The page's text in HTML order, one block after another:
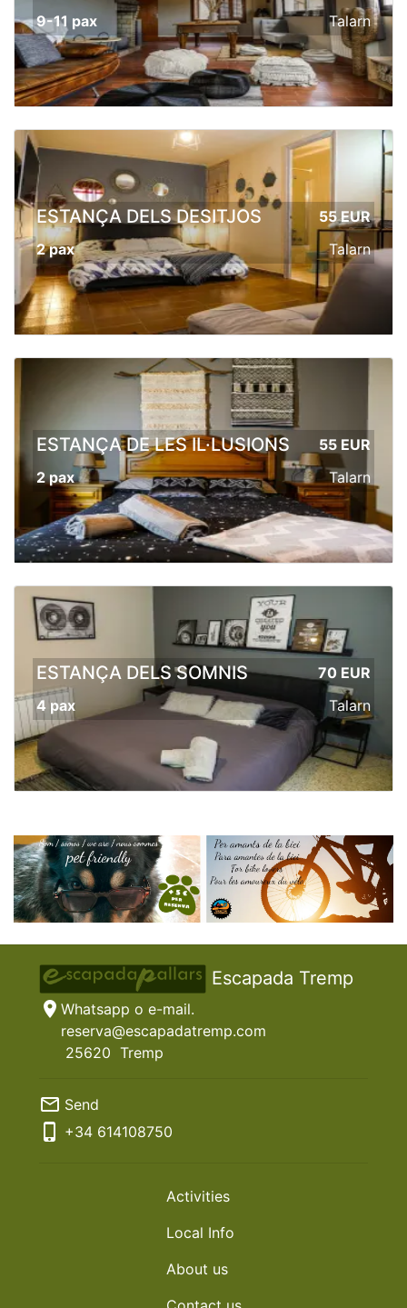
9-11 pax
Talarn
ESTANÇA DELS DESITJOS
55 EUR
2 pax
Talarn
ESTANÇA DE LES IL·LUSIONS
55 EUR
2 pax
Talarn
ESTANÇA DELS SOMNIS
70 EUR
4 pax
Talarn
Escapada Tremp
location_on Whatsapp o e-mail.
reserva@escapadatremp.com
25620 Tremp
mail_outline Send
phone_iphone +34 614108750
Activities
Local Info
About us